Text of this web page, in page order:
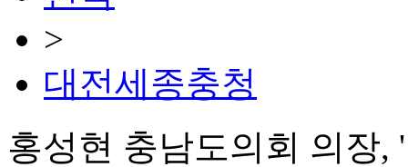
>
대전세종충청
홍성현 충남도의회 의장,